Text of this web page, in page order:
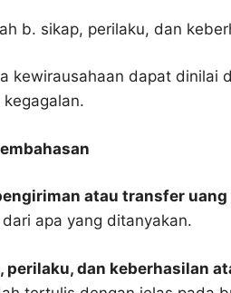
b. sikap, perilaku, dan
kewirausahaan dapat dinilai
atau transfer uang
apa yang ditanyakan.
perilaku, dan keberhasilan